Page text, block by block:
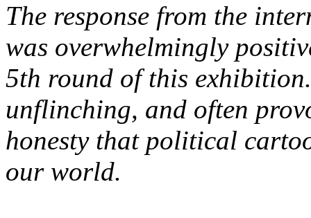
The response from the
was overwhelmingly
5th round of this
unflinching, and often
honesty that political
our world.